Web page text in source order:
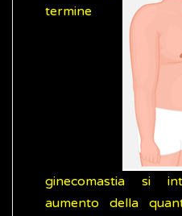
termine
ginecomastia si
aumento della